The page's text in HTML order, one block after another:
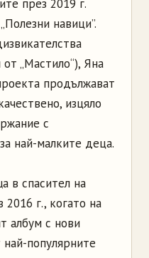
през 2019 г.
навици”.
„Мастило“), Яна
продължават
изцяло
с
най-малките деца.
в спасител на
г., когато на
албум с нови
популярните